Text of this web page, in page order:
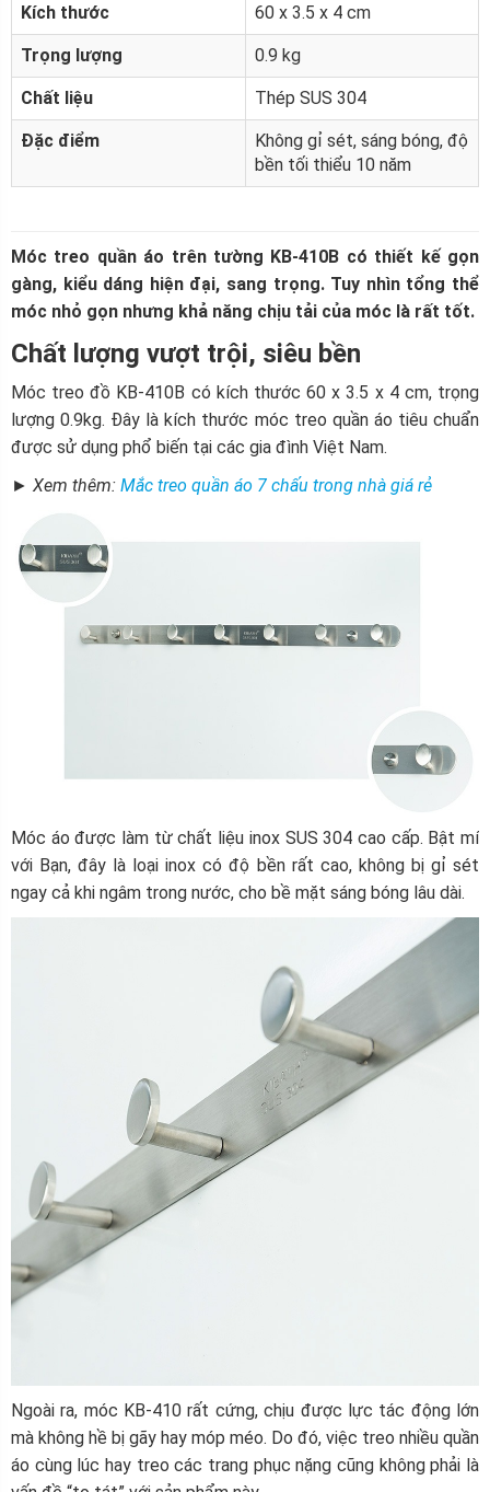
Kích thước 60 x 3.5 x 4 cm
Trọng lượng 0.9 kg
Chất liệu Thép SUS 304
Đặc điểm
Không gỉ sét, sáng bóng, độ
bền tối thiểu 10 năm
Móc treo quần áo trên tường KB-410B có thiết kế gọn
gàng, kiểu dáng hiện đại, sang trọng. Tuy nhìn tổng thể
móc nhỏ gọn nhưng khả năng chịu tải của móc là rất tốt.
Chất lượng vượt trội, siêu bền
Móc treo đồ KB-410B có kích thước 60 x 3.5 x 4 cm, trọng
lượng 0.9kg. Đây là kích thước móc treo quần áo tiêu chuẩn
được sử dụng phổ biến tại các gia đình Việt Nam.
► Xem thêm: Mắc treo quần áo 7 chấu trong nhà giá rẻ
Móc áo được làm từ chất liệu inox SUS 304 cao cấp. Bật mí
với Bạn, đây là loại inox có độ bền rất cao, không bị gỉ sét
ngay cả khi ngâm trong nước, cho bề mặt sáng bóng lâu dài.
Ngoài ra, móc KB-410 rất cứng, chịu được lực tác động lớn
mà không hề bị gãy hay móp méo. Do đó, việc treo nhiều quần
áo cùng lúc hay treo các trang phục nặng cũng không phải là